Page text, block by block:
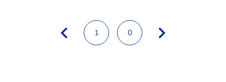
1 0